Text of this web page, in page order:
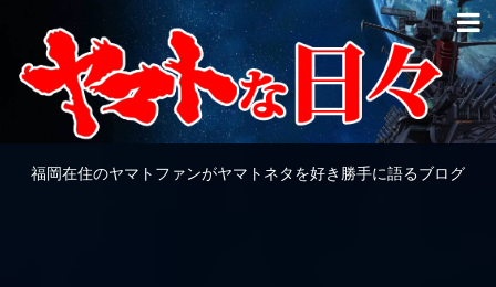
福岡在住のヤマトファンがヤマトネタを好き勝手に語るブログ